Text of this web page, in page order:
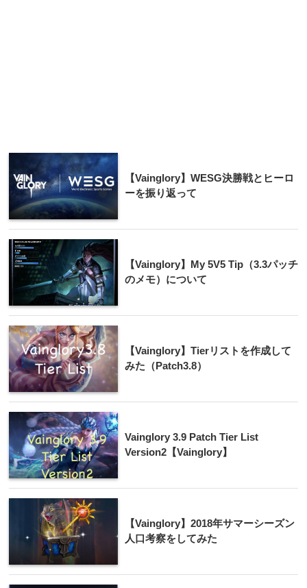
【Vainglory】WESG決勝戦とヒーロ
ーを振り返って
【Vainglory】My 5V5 Tip（3.3パッチ
のメモ）について
【Vainglory】Tierリストを作成して
みた（Patch3.8）
Vainglory 3.9 Patch Tier List
Version2【Vainglory】
【Vainglory】2018年サマーシーズン
人口考察をしてみた